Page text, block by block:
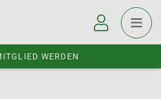
WERDEN